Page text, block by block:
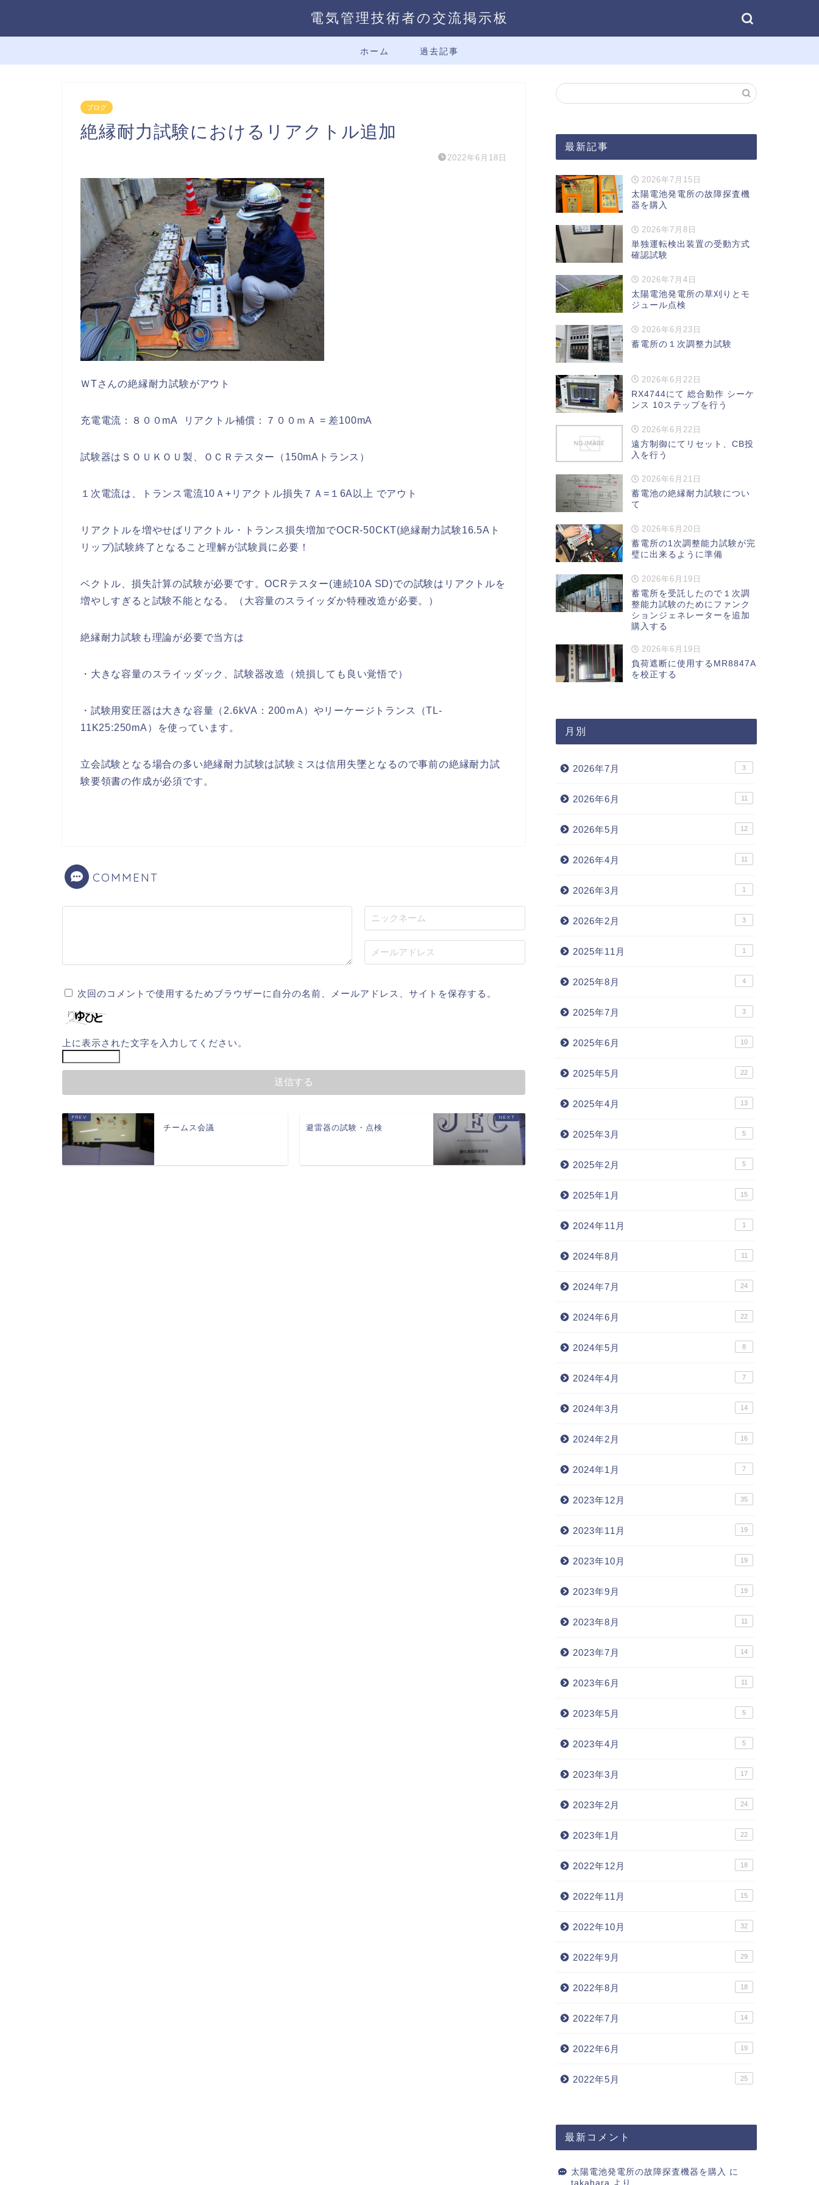
電気管理技術者の交流掲示板
ホーム 過去記事
ブログ
絶縁耐力試験におけるリアクトル追加
2022年6月18日
ＷTさんの絶縁耐力試験がアウト
充電電流：８００mA リアクトル補償：７００ｍＡ = 差100mA
試験器はＳＯＵＫＯＵ製、ＯＣＲテスター（150mAトランス）
１次電流は、トランス電流10Ａ+リアクトル損失７Ａ=１6A以上 でアウト
リアクトルを増やせばリアクトル・トランス損失増加でOCR-50CKT(絶縁耐力試験16.5Aト
リップ)試験終了となること理解が試験員に必要！
ベクトル、損失計算の試験が必要です。OCRテスター(連続10A SD)での試験はリアクトルを
増やしすぎると試験不能となる。（大容量のスライッダか特種改造が必要。）
絶縁耐力試験も理論が必要で当方は
・大きな容量のスライッダック、試験器改造（焼損しても良い覚悟で）
・試験用変圧器は大きな容量（2.6kVA：200ｍA）やリーケージトランス（TL-
11K25:250mA）を使っています。
立会試験となる場合の多い絶縁耐力試験は試験ミスは信用失墜となるので事前の絶縁耐力試
験要領書の作成が必須です。
COMMENT
次回のコメントで使用するためブラウザーに自分の名前、メールアドレス、サイトを保存する。
上に表示された文字を入力してください。
チームス会議 避雷器の試験・点検
最新記事
2026年7月15日
太陽電池発電所の故障探査機
器を購入
2026年7月8日
単独運転検出装置の受動方式
確認試験
2026年7月4日
太陽電池発電所の草刈りとモ
ジュール点検
2026年6月23日
蓄電所の１次調整力試験
2026年6月22日
RX4744にて 総合動作 シーケ
ンス 10ステップを行う
2026年6月22日
遠方制御にてリセット、CB投
入を行う
2026年6月21日
蓄電池の絶縁耐力試験につい
て
2026年6月20日
蓄電所の1次調整能力試験が完
璧に出来るように準備
2026年6月19日
蓄電所を受託したので１次調
整能力試験のためにファンク
ションジェネレーターを追加
購入する
2026年6月19日
負荷遮断に使用するMR8847A
を校正する
月別
2026年7月 3
2026年6月 11
2026年5月 12
2026年4月 11
2026年3月 1
2026年2月 3
2025年11月 1
2025年8月 4
2025年7月 3
2025年6月 10
2025年5月 22
2025年4月 13
2025年3月 5
2025年2月 5
2025年1月 15
2024年11月 1
2024年8月 11
2024年7月 24
2024年6月 22
2024年5月 8
2024年4月 7
2024年3月 14
2024年2月 16
2024年1月 7
2023年12月 35
2023年11月 19
2023年10月 19
2023年9月 19
2023年8月 11
2023年7月 14
2023年6月 11
2023年5月 5
2023年4月 5
2023年3月 17
2023年2月 24
2023年1月 22
2022年12月 18
2022年11月 15
2022年10月 32
2022年9月 29
2022年8月 18
2022年7月 14
2022年6月 19
2022年5月 25
最新コメント
太陽電池発電所の故障探査機器を購入 に
takahara より